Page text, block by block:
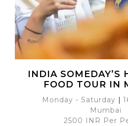
INDIA SOMEDAY’S
FOOD TOUR IN
Monday - Saturday |
Mumbai
2500 INR Per